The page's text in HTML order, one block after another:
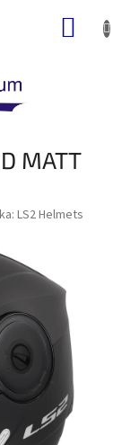
MATT
LS2 Helmets